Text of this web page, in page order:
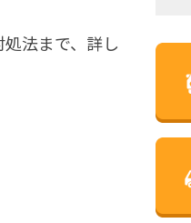
法まで、詳し